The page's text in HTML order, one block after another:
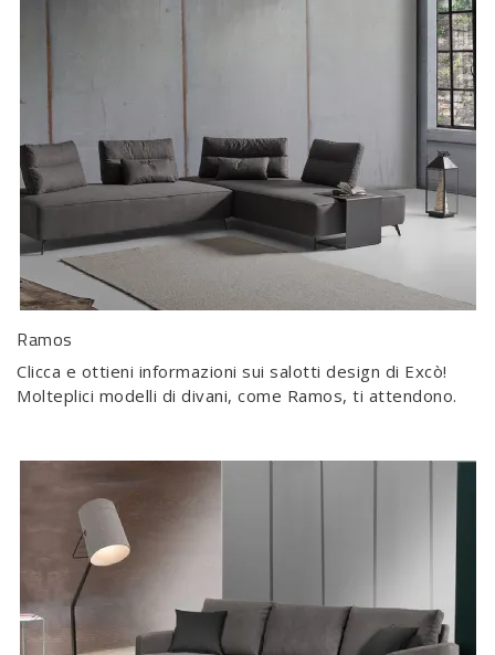
Ramos
Clicca e ottieni informazioni sui salotti design di Excò!
Molteplici modelli di divani, come Ramos, ti attendono.